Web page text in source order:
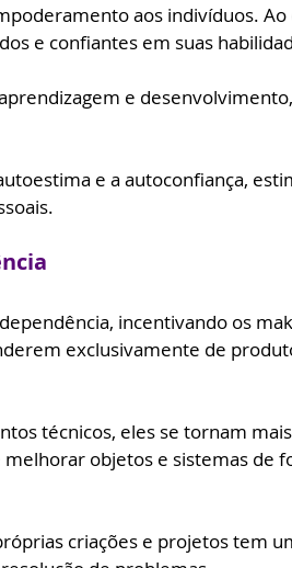
aos indivíduos. Ao
e confiantes em suas
e
e a autoconfiança,
incentivando os
exclusivamente de
técnicos, eles se tornam mais
objetos e sistemas de
criações e projetos tem